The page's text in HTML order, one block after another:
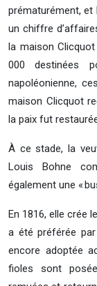
prématurément, et
un chiffre
la maison
000 destinées
napoléonienne,
maison Clicquot
la paix fut
À ce stade, la
Louis Bohne
également une «
En 1816, elle crée
a été préférée
encore adoptée
fioles sont